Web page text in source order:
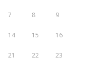
7 8 9
14 15 16
21 22 23